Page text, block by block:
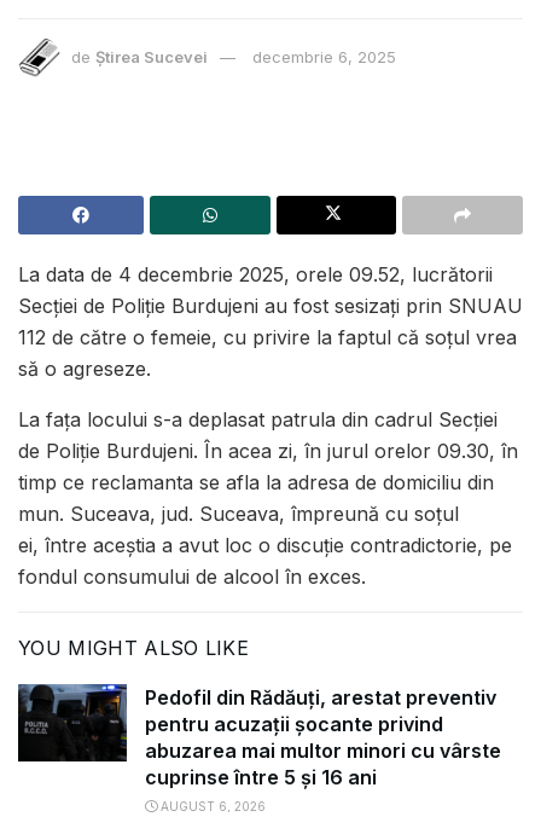
de Știrea Sucevei decembrie 6, 2025
La data de 4 decembrie 2025, orele 09.52, lucrătorii
Secției de Poliție Burdujeni au fost sesizați prin SNUAU
112 de către o femeie, cu privire la faptul că soțul vrea
să o agreseze.
La fața locului s-a deplasat patrula din cadrul Secției
de Poliție Burdujeni. În acea zi, în jurul orelor 09.30, în
timp ce reclamanta se afla la adresa de domiciliu din
mun. Suceava, jud. Suceava, împreună cu soțul
ei, între aceștia a avut loc o discuție contradictorie, pe
fondul consumului de alcool în exces.
YOU MIGHT ALSO LIKE
Pedofil din Rădăuți, arestat preventiv
pentru acuzații șocante privind
abuzarea mai multor minori cu vârste
cuprinse între 5 și 16 ani
AUGUST 6, 2026